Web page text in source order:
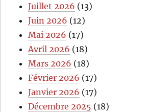
Juillet 2026 (13)
Juin 2026 (12)
Mai 2026 (17)
Avril 2026 (18)
Mars 2026 (18)
Février 2026 (17)
Janvier 2026 (17)
Décembre 2025 (18)